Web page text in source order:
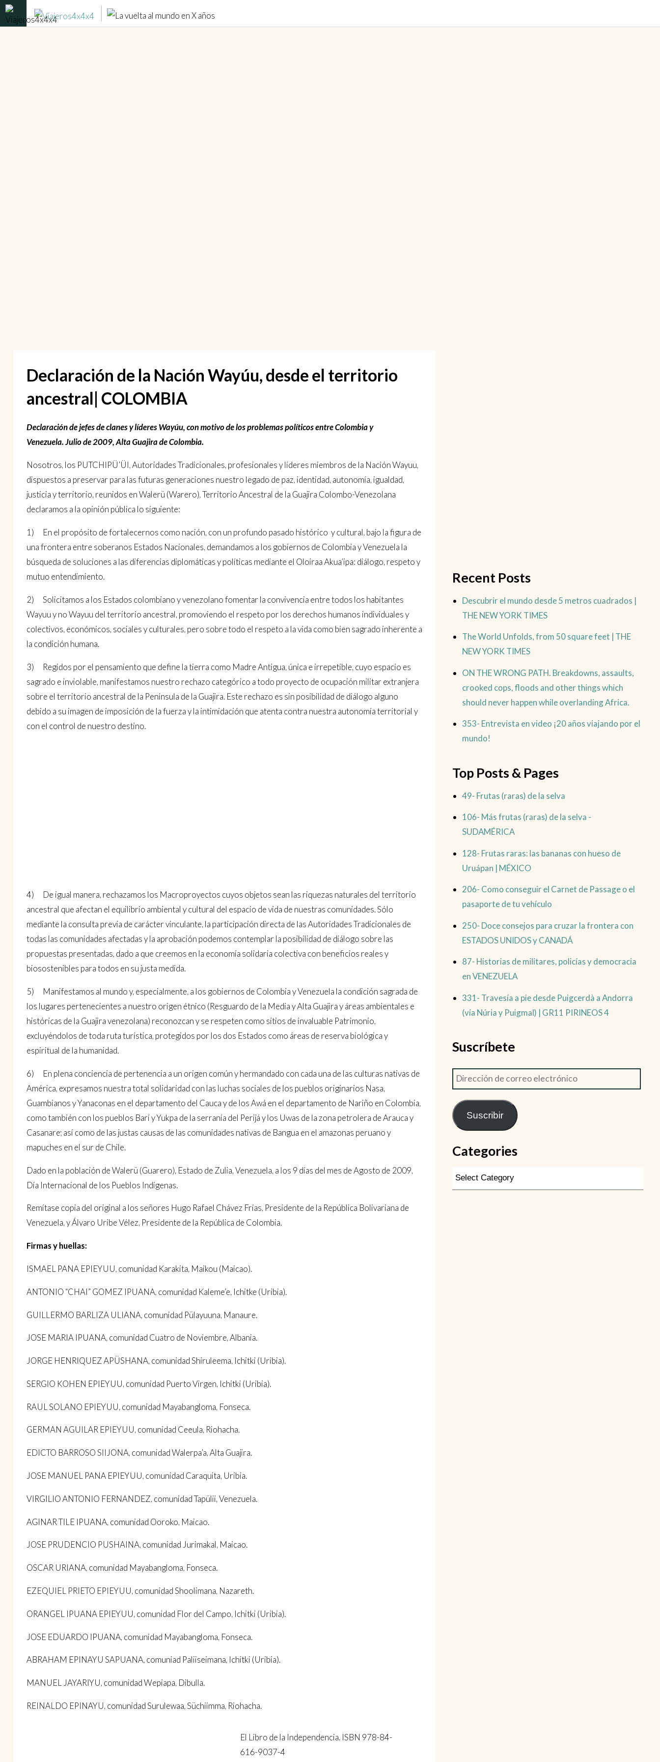
Declaración de la Nación Wayúu, desde el territorio
ancestral| COLOMBIA
Declaración de jefes de clanes y líderes Wayúu, con motivo de los problemas políticos entre Colombia y
Venezuela. Julio de 2009, Alta Guajira de Colombia.
Nosotros, los PUTCHIPÜ’ÜI, Autoridades Tradicionales, profesionales y líderes miembros de la Nación Wayuu,
dispuestos a preservar para las futuras generaciones nuestro legado de paz, identidad, autonomía, igualdad,
justicia y territorio, reunidos en Walerü (Warero), Territorio Ancestral de la Guajira Colombo-Venezolana
declaramos a la opinión pública lo siguiente:
1) En el propósito de fortalecernos como nación, con un profundo pasado histórico y cultural, bajo la figura de
una frontera entre soberanos Estados Nacionales, demandamos a los gobiernos de Colombia y Venezuela la
búsqueda de soluciones a las diferencias diplomáticas y políticas mediante el Oloiraa Akua’ipa: diálogo, respeto y
mutuo entendimiento.
2) Solicitamos a los Estados colombiano y venezolano fomentar la convivencia entre todos los habitantes
Wayuu y no Wayuu del territorio ancestral, promoviendo el respeto por los derechos humanos individuales y
colectivos, económicos, sociales y culturales, pero sobre todo el respeto a la vida como bien sagrado inherente a
la condición humana.
3) Regidos por el pensamiento que define la tierra como Madre Antigua, única e irrepetible, cuyo espacio es
sagrado e inviolable, manifestamos nuestro rechazo categórico a todo proyecto de ocupación militar extranjera
sobre el territorio ancestral de la Península de la Guajira. Este rechazo es sin posibilidad de diálogo alguno
debido a su imagen de imposición de la fuerza y la intimidación que atenta contra nuestra autonomía territorial y
con el control de nuestro destino.
4) De igual manera, rechazamos los Macroproyectos cuyos objetos sean las riquezas naturales del territorio
ancestral que afectan el equilibrio ambiental y cultural del espacio de vida de nuestras comunidades. Sólo
mediante la consulta previa de carácter vinculante, la participación directa de las Autoridades Tradicionales de
todas las comunidades afectadas y la aprobación podemos contemplar la posibilidad de diálogo sobre las
propuestas presentadas, dado a que creemos en la economía solidaria colectiva con beneficios reales y
biosostenibles para todos en su justa medida.
5) Manifestamos al mundo y, especialmente, a los gobiernos de Colombia y Venezuela la condición sagrada de
los lugares pertenecientes a nuestro origen étnico (Resguardo de la Media y Alta Guajira y áreas ambientales e
históricas de la Guajira venezolana) reconozcan y se respeten como sitios de invaluable Patrimonio,
excluyéndolos de toda ruta turística, protegidos por los dos Estados como áreas de reserva biológica y
espiritual de la humanidad.
6) En plena conciencia de pertenencia a un origen común y hermandado con cada una de las culturas nativas de
América, expresamos nuestra total solidaridad con las luchas sociales de los pueblos originarios Nasa,
Guambianos y Yanaconas en el departamento del Cauca y de los Awá en el departamento de Nariño en Colombia,
como también con los pueblos Barí y Yukpa de la serranía del Perijá y los Uwas de la zona petrolera de Arauca y
Casanare; así como de las justas causas de las comunidades nativas de Bangua en el amazonas peruano y
mapuches en el sur de Chile.
Dado en la población de Walerü (Guarero), Estado de Zulia, Venezuela, a los 9 días del mes de Agosto de 2009,
Día Internacional de los Pueblos Indígenas.
Remítase copia del original a los señores Hugo Rafael Chávez Frías, Presidente de la República Bolivariana de
Venezuela, y Álvaro Uribe Vélez, Presidente de la República de Colombia.
Firmas y huellas:
ISMAEL PANA EPIEYUU, comunidad Karakita, Maikou (Maicao).
ANTONIO “CHAI” GOMEZ IPUANA, comunidad Kaleme’e, Ichitke (Uribia).
GUILLERMO BARLIZA ULIANA, comunidad Pülayuuna, Manaure.
JOSE MARIA IPUANA, comunidad Cuatro de Noviembre, Albania.
JORGE HENRIQUEZ APÜSHANA, comunidad Shiruleema, Ichitki (Uribia).
SERGIO KOHEN EPIEYUU, comunidad Puerto Virgen, Ichitki (Uribia).
RAUL SOLANO EPIEYUU, comunidad Mayabangloma, Fonseca.
GERMAN AGUILAR EPIEYUU, comunidad Ceeula, Riohacha.
EDICTO BARROSO SIIJONA, comunidad Walerpa’a, Alta Guajira.
JOSE MANUEL PANA EPIEYUU, comunidad Caraquita, Uribia.
VIRGILIO ANTONIO FERNANDEZ, comunidad Tapülii, Venezuela.
AGINAR TILE IPUANA, comunidad Ooroko, Maicao.
JOSE PRUDENCIO PUSHAINA, comunidad Jurimakal, Maicao.
OSCAR URIANA, comunidad Mayabangloma, Fonseca.
EZEQUIEL PRIETO EPIEYUU, comunidad Shoolimana, Nazareth.
ORANGEL IPUANA EPIEYUU, comunidad Flor del Campo, Ichitki (Uribia).
JOSE EDUARDO IPUANA, comunidad Mayabangloma, Fonseca.
ABRAHAM EPINAYU SAPUANA, comuniad Paliiseimana, Ichitki (Uribia).
MANUEL JAYARIYU, comunidad Wepiapa, Dibulla.
REINALDO EPINAYU, comunidad Surulewaa, Süchiimma, Riohacha.
El Libro de la Independencia. ISBN 978-84-
616-9037-4
Recent Posts
Descubrir el mundo desde 5 metros cuadrados |
THE NEW YORK TIMES
The World Unfolds, from 50 square feet | THE
NEW YORK TIMES
ON THE WRONG PATH. Breakdowns, assaults,
crooked cops, floods and other things which
should never happen while overlanding Africa.
353- Entrevista en video ¡20 años viajando por el
mundo!
Top Posts & Pages
49- Frutas (raras) de la selva
106- Más frutas (raras) de la selva -
SUDAMÉRICA
128- Frutas raras: las bananas con hueso de
Uruápan | MÉXICO
206- Como conseguir el Carnet de Passage o el
pasaporte de tu vehículo
250- Doce consejos para cruzar la frontera con
ESTADOS UNIDOS y CANADÁ
87- Historias de militares, policías y democracia
en VENEZUELA
331- Travesía a pie desde Puigcerdà a Andorra
(vía Núria y Puigmal) | GR11 PIRINEOS 4
Suscríbete
Suscribir
Categories